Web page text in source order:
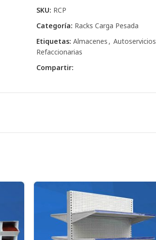
SKU: RCP
Categoría: Racks Carga Pesada
Etiquetas: Almacenes , Autoservicios
Refaccionarias
Compartir: